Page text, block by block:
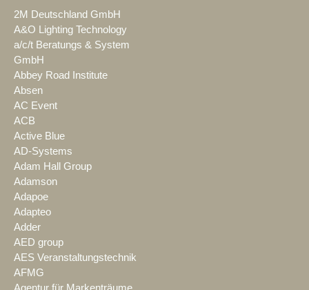
2M Deutschland GmbH
A&O Lighting Technology
a/c/t Beratungs & System
GmbH
Abbey Road Institute
Absen
AC Event
ACB
Active Blue
AD-Systems
Adam Hall Group
Adamson
Adapoe
Adapteo
Adder
AED group
AES Veranstaltungstechnik
AFMG
Agentur für Markenträume